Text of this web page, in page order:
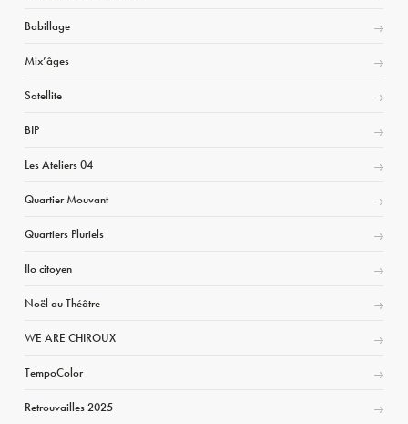
Babillage
Mix’âges
Satellite
BIP
Les Ateliers 04
Quartier Mouvant
Quartiers Pluriels
Ilo citoyen
Noël au Théâtre
WE ARE CHIROUX
TempoColor
Retrouvailles 2025